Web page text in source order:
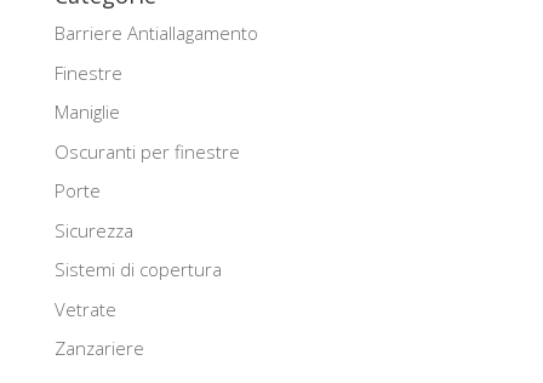
Barriere Antiallagamento
Finestre
Maniglie
Oscuranti per finestre
Porte
Sicurezza
Sistemi di copertura
Vetrate
Zanzariere